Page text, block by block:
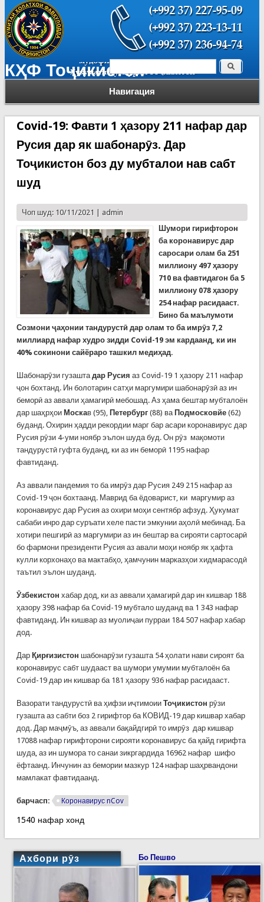
КҲФ Тоҷикистон
Навигация
Форма поиска Поиск
Covid-19: Фавти 1 ҳазору 211 нафар дар
Русия дар як шабонарӯз. Дар
Тоҷикистон боз ду мубталои нав сабт
шуд
Чоп шуд: 10/11/2021 | admin
Шумори гирифторон
ба коронавирус дар
саросари олам ба 251
миллиону 497 ҳазору
710 ва фавтидагон ба 5
миллиону 078 ҳазору
254 нафар расидааст.
Бино ба маълумоти
Созмони ҷаҳонии тандурустӣ дар олам то ба имрӯз 7,2
миллиард нафар худро зидди Covid-19эм кардаанд, ки ин
40% сокинони сайёраро ташкил медиҳад.
Шабонарӯзи гузаштадар Русия аз Covid-19 1 ҳазору 211 нафар
ҷон бохтанд. Ин болотарин сатҳи маргумири шабонарӯзӣ аз ин
беморӣ аз аввали ҳамагирӣ мебошад. Аз ҳама бештар мубталоён
дар шаҳрҳои Москав (95), Петербург(88) ва Подмосковйе(62)
буданд. Охирин ҳадди рекордии марг бар асари коронавирус дар
Русия рӯзи 4-уми ноябр эълон шуда буд. Он рӯз мақомоти
тандурустӣ гуфта буданд, ки аз ин беморӣ 1195 нафар
фавтиданд.
Аз аввали пандемия то ба имрӯз дар Русия 249 215 нафар аз
Covid-19 ҷон бохтаанд. Маврид ба ёдоварист, ки маргумир аз
коронавирус дар Русия аз охири моҳи сентябр афзуд. Ҳукумат
сабаби инро дар суръати хеле пасти эмкунии аҳолӣ мебинад. Ба
хотири пешгирӣ аз маргумири аз ин бештар ва сирояти сартосарӣ
бо фармони президенти Русия аз авали моҳи ноябр як ҳафта
кулли корхонаҳо ва мактабҳо, ҳамчунин марказҳои хидмарасодӣ
таътил эълон шуданд.
Ӯзбекистон хабар дод, ки аз аввали ҳамагирӣ дар ин кишвар 188
ҳазору 398 нафар ба Covid-19 мубтало шуданд ва 1 343 нафар
фавтиданд. Ин кишвар аз муолиҷаи пурраи 184 507 нафар хабар
дод.
Дар Қирғизистон шабонарӯзи гузашта 54 ҳолати нави сироят ба
коронавирус сабт шудааст ва шумори умумии мубталоён ба
Covid-19 дар ин кишвар ба 181 ҳазору 936 нафар расидааст.
Вазорати тандурустӣ ва ҳифзи иҷтимоии Тоҷикистон рӯзи
гузашта аз сабти боз 2 гирифтор ба КОВИД-19 дар кишвар хабар
дод. Дар маҷмӯъ, аз аввали бақайдгирӣ то имрӯз дар кишвар
17088 нафар гирифторони сирояти коронавирус ба қайд гирифта
шуда, аз ин шумора то санаи зикргардида 16962 нафар шифо
ёфтаанд. Инчунин аз бемории мазкур 124 нафар шаҳрвандони
мамлакат фавтидаанд.
барчасп: Коронавирус nCov
1540 нафар хонд
Ахбори рӯз Бо Пешво